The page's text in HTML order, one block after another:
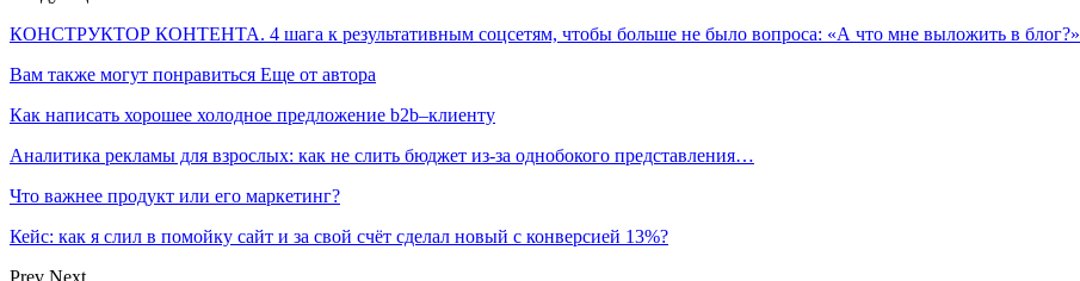
КОНСТРУКТОР КОНТЕНТА. 4 шага к результативным соцсетям, чтобы больше не было вопроса: «А что мне выложить в блог?»
Вам также могут понравиться Еще от автора
Как написать хорошее холодное предложение b2b–клиенту
Аналитика рекламы для взрослых: как не слить бюджет из-за однобокого представления…
Что важнее продукт или его маркетинг?
Кейс: как я слил в помойку сайт и за свой счёт сделал новый с конверсией 13%?